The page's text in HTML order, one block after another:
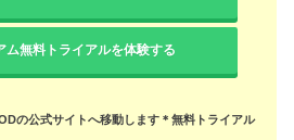
ラマ・8話あらすじ・ネタバ
体